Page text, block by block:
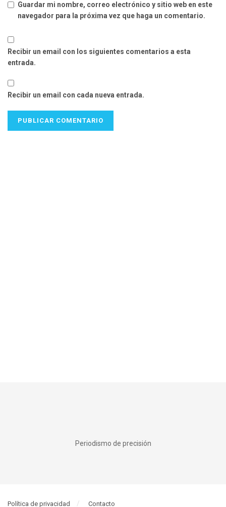
Guardar mi nombre, correo electrónico y sitio web en este
navegador para la próxima vez que haga un comentario.
Recibir un email con los siguientes comentarios a esta
entrada.
Recibir un email con cada nueva entrada.
Periodismo de precisión
Política de privacidad Contacto